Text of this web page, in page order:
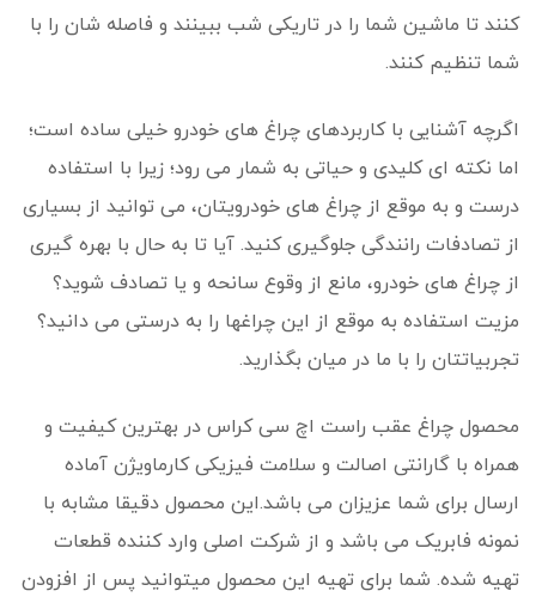
کنند تا ماشین شما را در تاریکی شب ببینند و فاصله شان را با
شما تنظیم کنند.
اگرچه آشنایی با کاربردهای چراغ های خودرو خیلی ساده است؛
اما نکته ای کلیدی و حیاتی به شمار می رود؛ زیرا با استفاده
درست و به موقع از چراغ های خودرویتان، می توانید از بسیاری
از تصادفات رانندگی جلوگیری کنید. آیا تا به حال با بهره گیری
از چراغ های خودرو، مانع از وقوع سانحه و یا تصادف شوید؟
مزیت استفاده به موقع از این چراغها را به درستی می دانید؟
تجربیاتتان را با ما در میان بگذارید.
محصول چراغ عقب راست اچ سی کراس در بهترین کیفیت و
همراه با گارانتی اصالت و سلامت فیزیکی کارماویژن آماده
ارسال برای شما عزیزان می باشد.این محصول دقیقا مشابه با
نمونه فابریک می باشد و از شرکت اصلی وارد کننده قطعات
تهیه شده. شما برای تهیه این محصول میتوانید پس از افزودن